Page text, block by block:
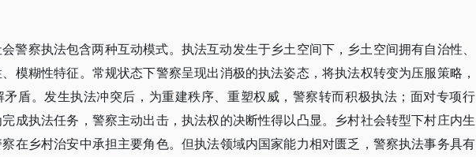
警察执法包含两种互动模式。执法互动发生于乡土空间下，乡土空间拥有自治性、
模糊性特征。常规状态下警察呈现出消极的执法姿态，将执法权转变为压服策略，
矛盾。发生执法冲突后，为重建秩序、重塑权威，警察转而积极执法；面对专项行
成执法任务，警察主动出击，执法权的决断性得以凸显。乡村社会转型下村庄内生
在乡村治安中承担主要角色。但执法领域内国家能力相对匮乏，警察执法事务具有